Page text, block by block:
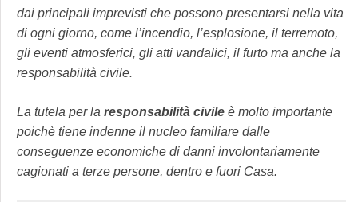
dai principali imprevisti che possono presentarsi nella vita
di ogni giorno, come l’incendio, l’esplosione, il terremoto,
gli eventi atmosferici, gli atti vandalici, il furto ma anche la
responsabilità civile.
La tutela per la responsabilità civile è molto importante
poichè tiene indenne il nucleo familiare dalle
conseguenze economiche di danni involontariamente
cagionati a terze persone, dentro e fuori Casa.